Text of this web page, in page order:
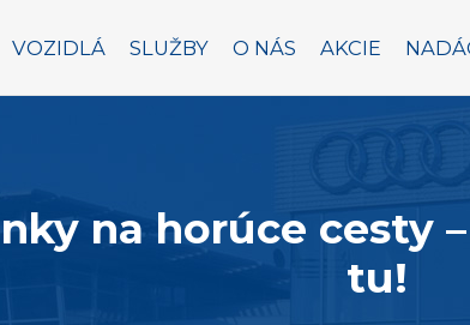
na horúce cesty
tu!
VOZIDLÁ SLUŽBY O NÁS AKCIE